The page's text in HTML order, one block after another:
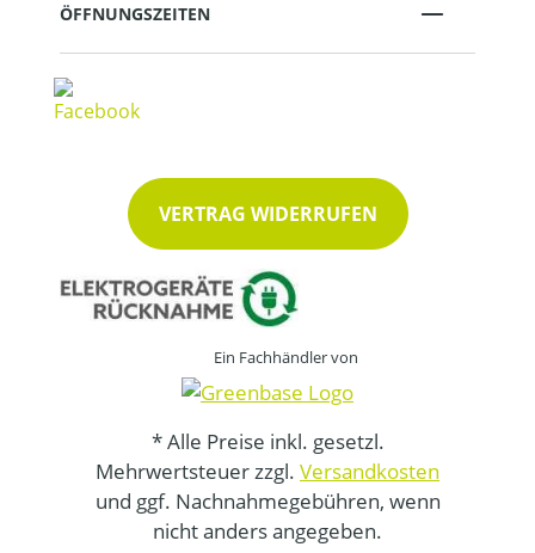
ÖFFNUNGSZEITEN
VERTRAG WIDERRUFEN
Ein Fachhändler von
* Alle Preise inkl. gesetzl.
Mehrwertsteuer zzgl. Versandkosten
und ggf. Nachnahmegebühren, wenn
nicht anders angegeben.